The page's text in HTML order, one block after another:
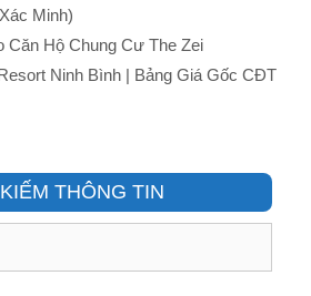
Minh)
Căn Hộ Chung Cư The Zei
Ninh Bình | Bảng Giá Gốc CĐT
THÔNG TIN